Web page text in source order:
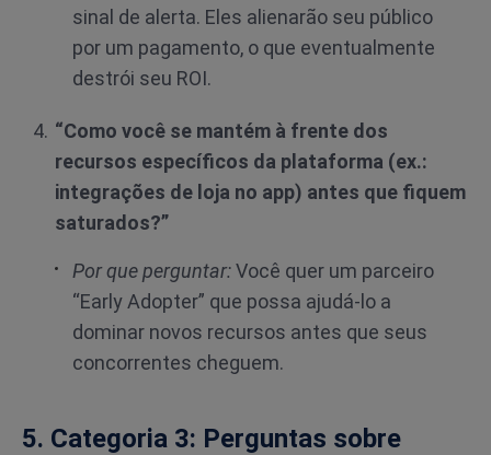
sinal de alerta. Eles alienarão seu público
por um pagamento, o que eventualmente
destrói seu ROI.
“Como você se mantém à frente dos
recursos específicos da plataforma (ex.:
integrações de loja no app) antes que fiquem
saturados?”
Por que perguntar:Você quer um parceiro
“Early Adopter” que possa ajudá-lo a
dominar novos recursos antes que seus
concorrentes cheguem.
5. Categoria 3: Perguntas sobre